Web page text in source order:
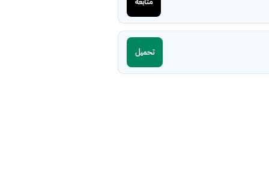
تحميل